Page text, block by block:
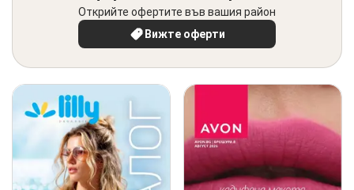
Открийте офертите във вашия район
Вижте оферти